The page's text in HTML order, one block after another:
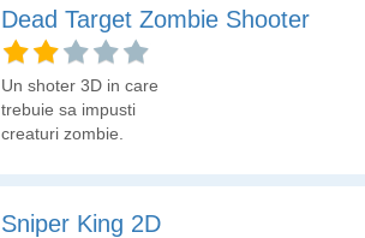
Dead Target Zombie Shooter
Un shoter 3D in care
trebuie sa impusti
creaturi zombie.
Sniper King 2D